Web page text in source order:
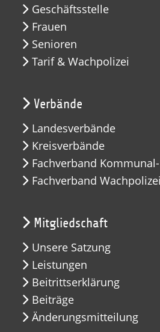
Geschäftsstelle
Frauen
Senioren
Tarif & Wachpolizei
Verbände
Landesverbände
Kreisverbände
Fachverband
Fachverband Wachpolizei
Mitgliedschaft
Unsere Satzung
Leistungen
Beitrittserklärung
Beiträge
Änderungsmitteilung